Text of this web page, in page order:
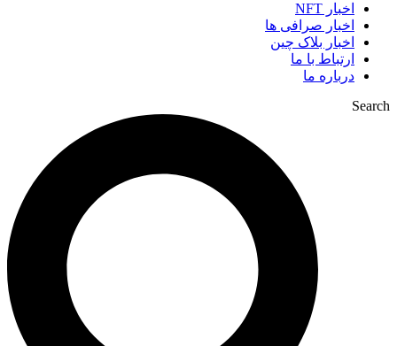
اخبار NFT
اخبار صرافی ها
اخبار بلاک چین
ارتباط با ما
درباره ما
Search